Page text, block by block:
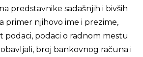
predstavnike sadašnjih i bivših
primer njihovo ime i prezime,
podaci, podaci o radnom mestu
broj bankovnog računa i